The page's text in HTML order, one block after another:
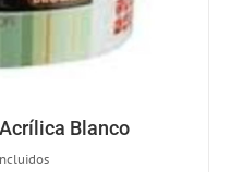
Blanco